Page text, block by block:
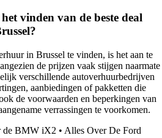
vinden van de beste deal
in Brussel te vinden, is het aan te
de prijzen vaak stijgen naarmate
verschillende autoverhuurbedrijven
aanbiedingen of pakketten die
de voorwaarden en beperkingen van
verrassingen te voorkomen.
de BMW iX2 • Alles Over De Ford